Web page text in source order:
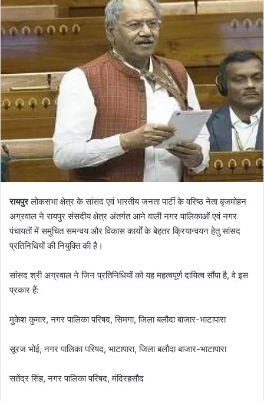
रायपुरलोकसभा क्षेत्र के सांसद एवं भारतीय जनता पार्टी के वरिष्ठ नेता बृजमोहन
अग्रवाल ने रायपुर संसदीय क्षेत्र अंतर्गत आने वाली नगर पालिकाओं एवं नगर
पंचायतों में समुचित समन्वय और विकास कार्यों के बेहतर क्रियान्वयन हेतु सांसद
प्रतिनिधियों की नियुक्ति की है।
सांसद श्री अग्रवाल ने जिन प्रतिनिधियों को यह महत्वपूर्ण दायित्व सौंपा है, वे इस
प्रकार हैं:
मुकेश कुमार, नगर पालिका परिषद, सिमगा, जिला बलौदा बाजार-भाटापारा
सूरज भोई, नगर पालिका परिषद, भाटापारा, जिला बलौदा बाजार-भाटापारा
सतेंद्र सिंह, नगर पालिका परिषद, मंदिरहसौद